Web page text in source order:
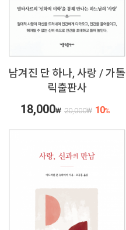
남겨진 단 하나, 사랑 / 가톨
릭출판사
18,000₩ 20,000₩ 10%